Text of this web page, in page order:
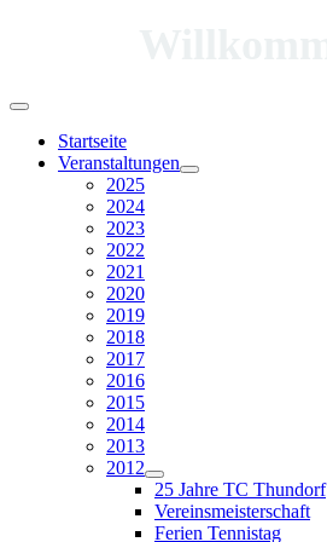
Startseite
Veranstaltungen
2025
2024
2023
2022
2021
2020
2019
2018
2017
2016
2015
2014
2013
2012
25 Jahre TC Thundorf
Vereinsmeisterschaft
Ferien Tennistag